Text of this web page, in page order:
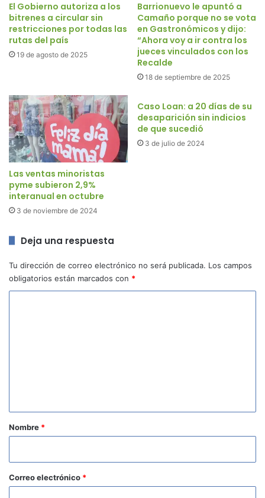
El Gobierno autoriza a los
bitrenes a circular sin
restricciones por todas las
rutas del país
19 de agosto de 2025
Barrionuevo le apuntó a
Camaño porque no se vota
en Gastronómicos y dijo:
“Ahora voy a ir contra los
jueces vinculados con los
Recalde
18 de septiembre de 2025
Las ventas minoristas
pyme subieron 2,9%
interanual en octubre
3 de noviembre de 2024
Caso Loan: a 20 días de su
desaparición sin indicios
de que sucedió
3 de julio de 2024
Deja una respuesta
Tu dirección de correo electrónico no será publicada. Los campos
obligatorios están marcados con *
r
*
Nombre *
Correo electrónico *